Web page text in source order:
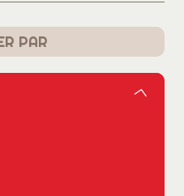
PAR